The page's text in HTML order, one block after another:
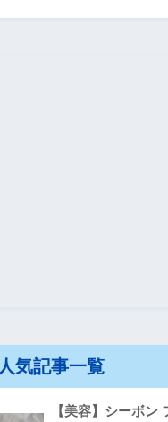
人気記事一覧
【美容】シーボン